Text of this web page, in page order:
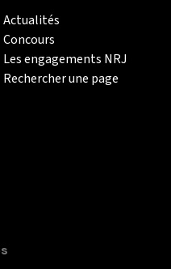
Actualités
Concours
Les engagements NRJ
Rechercher une page